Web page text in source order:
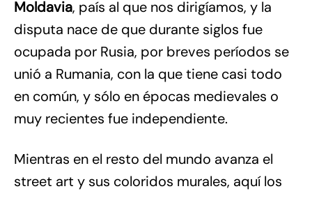
Moldavia, país al que nos dirigíamos, y la
disputa nace de que durante siglos fue
ocupada por Rusia, por breves períodos se
unió a Rumania, con la que tiene casi todo
en común, y sólo en épocas medievales o
muy recientes fue independiente.
Mientras en el resto del mundo avanza el
street art y sus coloridos murales, aquí los